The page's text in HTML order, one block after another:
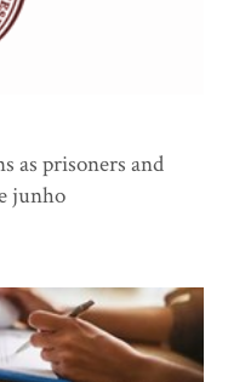
as prisoners and
junho